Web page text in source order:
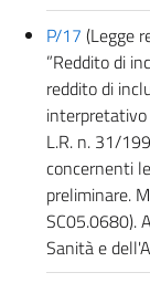
P/17 (Legge
”Reddito di
reddito di
interpretativo
L.R. n. 31/
concernenti
preliminare.
SC05.0680).
Sanità e